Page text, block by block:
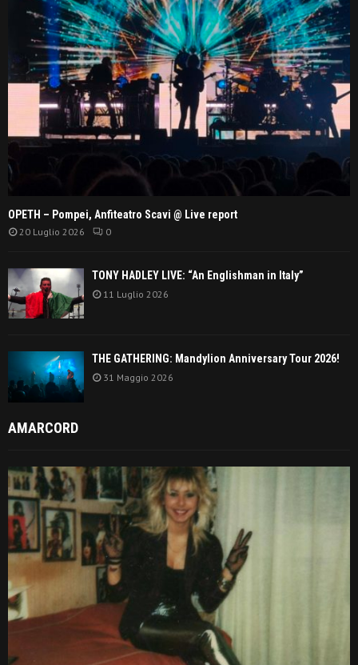
OPETH – Pompei, Anfiteatro Scavi @ Live report
20 Luglio 2026 0
TONY HADLEY LIVE: “An Englishman in Italy”
11 Luglio 2026
THE GATHERING: Mandylion Anniversary Tour 2026!
31 Maggio 2026
AMARCORD